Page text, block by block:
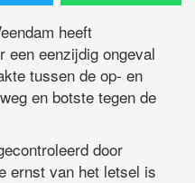
heeft
een eenzijdig ongeval
tussen de op- en
en botste tegen de
door
ernst van het letsel is